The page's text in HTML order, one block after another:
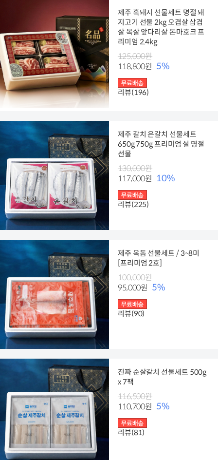
제주 흑돼지 선물세트 명절 돼
지고기 선물 2kg 오겹살 삼겹
살 목살 앞다리살 돈마호크 프
리미엄 2.4kg
125,000원
118,800원 5%
리뷰(196)
제주 갈치 은갈치 선물세트
650g 750g 프리미엄 설 명절
선물
130,000원
117,000원 10%
리뷰(225)
제주 옥돔 선물세트 / 3~8미
[프리미엄 2호]
100,000원
95,000원 5%
리뷰(90)
진짜 순살갈치 선물세트 500g
x 7팩
116,500원
110,700원 5%
리뷰(81)